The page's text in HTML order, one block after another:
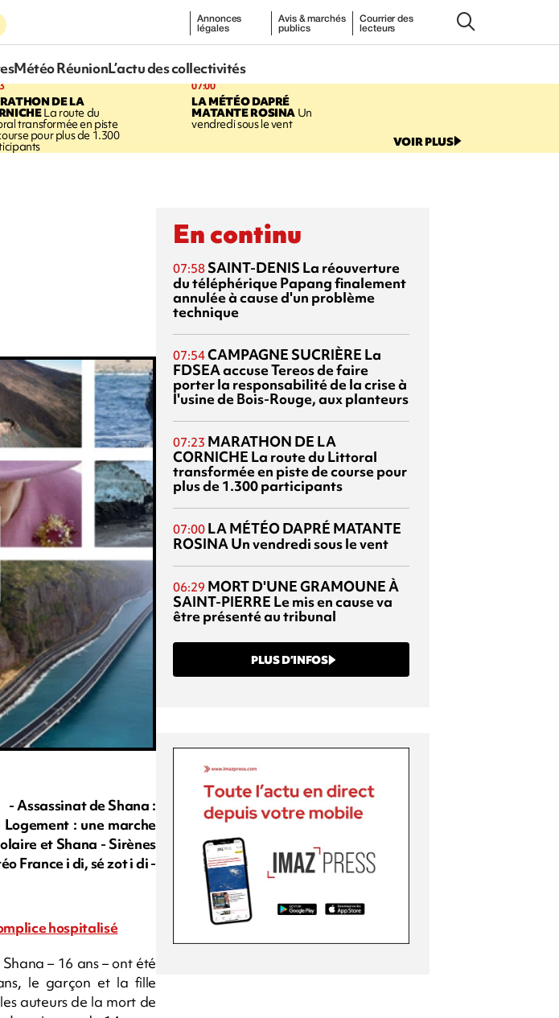
Annonces
légales
Avis & marchés
publics
Courrier des
lecteurs
Météo RéunionL’actu des collectivités
DE LA
La route du
transformée en piste
pour plus de 1.300
07:00
LA MÉTÉO DAPRÉ
MATANTE ROSINAUn
vendredi sous le vent
VOIR PLUS
- Assassinat de Shana :
: une marche
et Shana - Sirènes
France i di, sé zot i di -
hospitalisé
– 16 ans – ont été
le garçon et la fille
auteurs de la mort de
En continu
07:58 SAINT-DENIS La réouverture
du téléphérique Papang finalement
annulée à cause d'un problème
technique
07:54CAMPAGNE SUCRIÈRE La
FDSEA accuse Tereos de faire
porter la responsabilité de la crise à
l'usine de Bois-Rouge, aux planteurs
07:23 MARATHON DE LA
CORNICHE La route du Littoral
transformée en piste de course pour
plus de 1.300 participants
07:00 LA MÉTÉO DAPRÉ MATANTE
ROSINAUn vendredi sous le vent
06:29 MORT D'UNE GRAMOUNE À
SAINT-PIERRE Le mis en cause va
être présenté au tribunal
PLUS D’INFOS